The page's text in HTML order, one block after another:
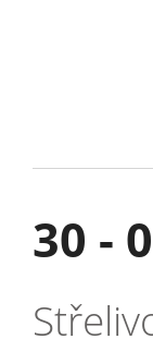
30 -